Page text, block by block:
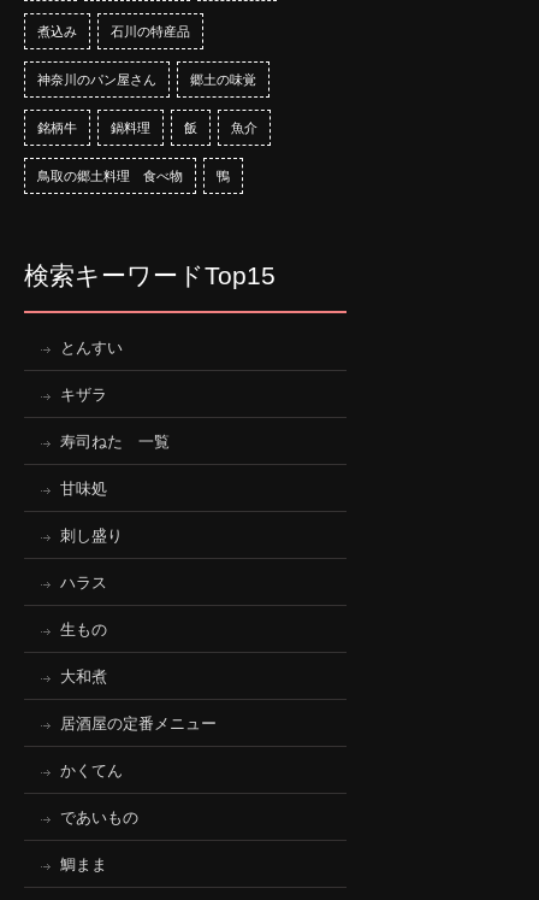
煮込み 石川の特産品
神奈川のパン屋さん 郷土の味覚
銘柄牛 鍋料理 飯 魚介
鳥取の郷土料理 食べ物 鴨
検索キーワードTop15
とんすい
キザラ
寿司ねた 一覧
甘味処
刺し盛り
ハラス
生もの
大和煮
居酒屋の定番メニュー
かくてん
であいもの
鯛まま